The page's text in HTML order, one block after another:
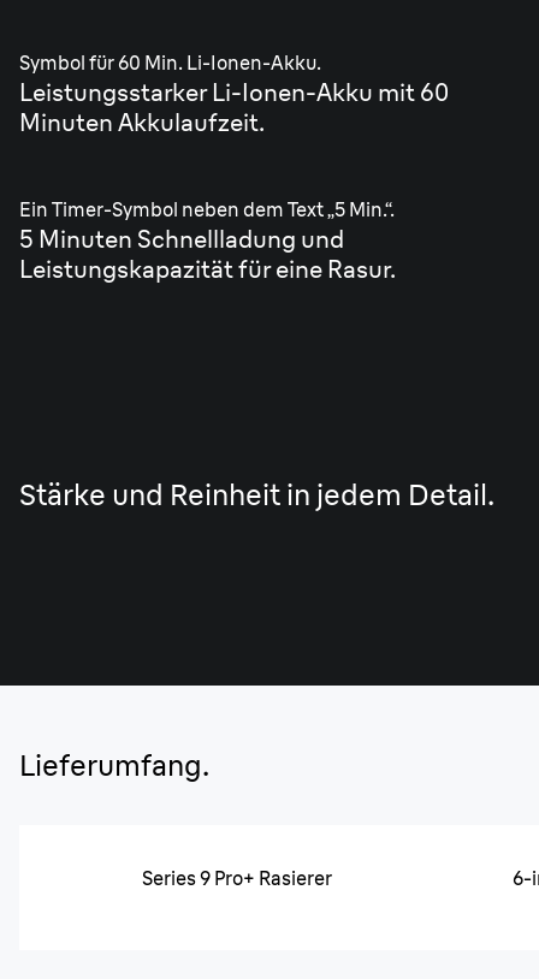
Symbol für 60 Min. Li-Ionen-Akku.
Leistungsstarker Li-Ionen-Akku mit 60
Minuten Akkulaufzeit.
Ein Timer-Symbol neben dem Text „5 Min.“.
5 Minuten Schnellladung und
Leistungskapazität für eine Rasur.
Stärke und Reinheit in jedem Detail.
Lieferumfang.
Series 9 Pro+ Rasierer 6-